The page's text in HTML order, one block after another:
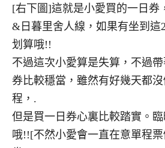
[右下圖]這就是小愛買的一日券
&日暮里舍人線，如果有坐到這
划算哦!!
不過這次小愛算是失算，不過
券比較穩當，雖然有好幾天都
程，.
但是買一日券心裏比較踏實。
哦!![不然小愛會一直在意單程